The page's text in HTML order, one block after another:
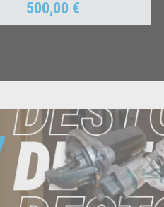
Prix
500,00 €